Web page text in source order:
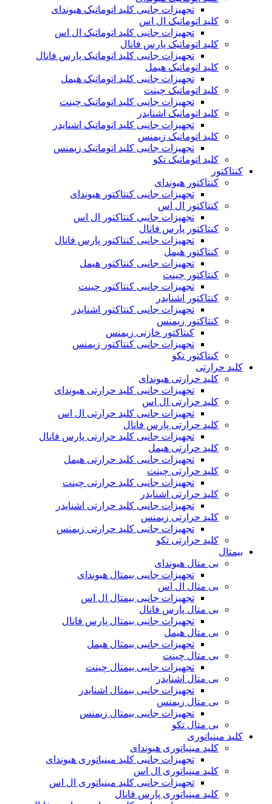
تجهیزات جانبی کلید اتوماتیک هیوندای
کلید اتوماتیک ال اس
تجهیزات جانبی کلید اتوماتیک ال اس
کلید اتوماتیک پارس فانال
تجهیزات جانبی کلید اتوماتیک پارس فانال
کلید اتوماتیک هیمل
تجهیزات جانبی کلید اتوماتیک هیمل
کلید اتوماتیک چینت
تجهیزات جانبی کلید اتوماتیک چینت
کلید اتوماتیک اشنایدر
تجهیزات جانبی کلید اتوماتیک اشنایدر
کلید اتوماتیک زیمنس
تجهیزات جانبی کلید اتوماتیک زیمنس
کلید اتوماتیک تکو
کنتاکتور
کنتاکتور هیوندای
تجهیزات جانبی کنتاکتور هیوندای
کنتاکتور ال اس
تجهیزات جانبی کنتاکتور ال اس
کنتاکتور پارس فانال
تجهیزات جانبی کنتاکتور پارس فانال
کنتاکتور هیمل
تجهیزات جانبی کنتاکتور هیمل
کنتاکتور چینت
تجهیزات جانبی کنتاکتور چینت
کنتاکتور اشنایدر
تجهیزات جانبی کنتاکتور اشنایدر
کنتاکتور زیمنس
کنتاکتور خازنی زیمنس
تجهیزات جانبی کنتاکتور زیمنس
کنتاکتور تکو
کلید حرارتی
کلید حرارتی هیوندای
تجهیزات جانبی کلید حرارتی هیوندای
کلید حرارتی ال اس
تجهیزات جانبی کلید حرارتی ال اس
کلید حرارتی پارس فانال
تجهیزات جانبی کلید حرارتی پارس فانال
کلید حرارتی هیمل
تجهیزات جانبی کلید حرارتی هیمل
کلید حرارتی چینت
تجهیزات جانبی کلید حرارتی چینت
کلید حرارتی اشنایدر
تجهیزات جانبی کلید حرارتی اشنایدر
کلید حرارتی زیمنس
تجهیزات جانبی کلید حرارتی زیمنس
کلید حرارتی تکو
بیمتال
بی متال هیوندای
تجهیزات جانبی بیمتال هیوندای
بی متال ال اس
تجهیزات جانبی بیمتال ال اس
بی متال پارس فانال
تجهیزات جانبی بیمتال پارس فانال
بی متال هیمل
تجهیزات جانبی بیمتال هیمل
بی متال چینت
تجهیزات جانبی بیمتال چینت
بی متال اشنایدر
تجهیزات جانبی بیمتال اشنایدر
بی متال زیمنس
تجهیزات جانبی بیمتال زیمنس
بی متال تکو
کلید مینیاتوری
کلید مینیاتوری هیوندای
تجهیزات جانبی کلید مینیاتوری هیوندای
کلید مینیاتوری ال اس
تجهیزات جانبی کلید مینیاتوری ال اس
کلید مینیاتوری پارس فانال